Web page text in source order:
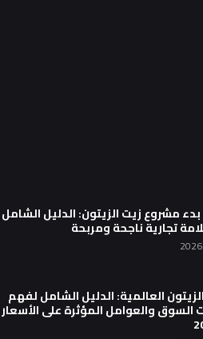
مشروع زيت الزيتون: الدليل الشامل
تجارية ناجحة ومربحة
العالمية: الدليل الشامل لفهم
السوق والعوامل المؤثرة على الأسعار